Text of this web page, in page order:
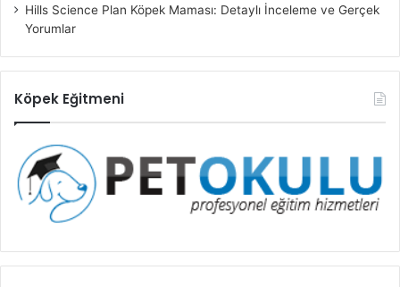
Hills Science Plan Köpek Maması: Detaylı İnceleme ve Gerçek
Yorumlar
Köpek Eğitmeni